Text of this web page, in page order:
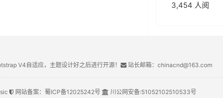
3,454 人阅
V4自适应，主题设计好之后进行开源！ 站长邮箱：chinacnd@163.com
网站备案： 蜀ICP备12025242号 川公网安备:51052102510533号